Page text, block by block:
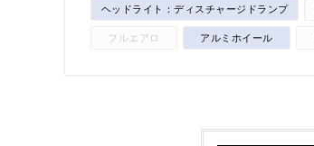
ヘッドライト：ディスチャージドランプ
フルエアロ アルミホイール